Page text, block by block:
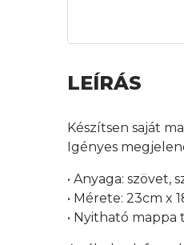
LEÍRÁS
Készítsen saját
Igényes
• Anyaga: szövet,
• Mérete: 23cm x
• Nyitható